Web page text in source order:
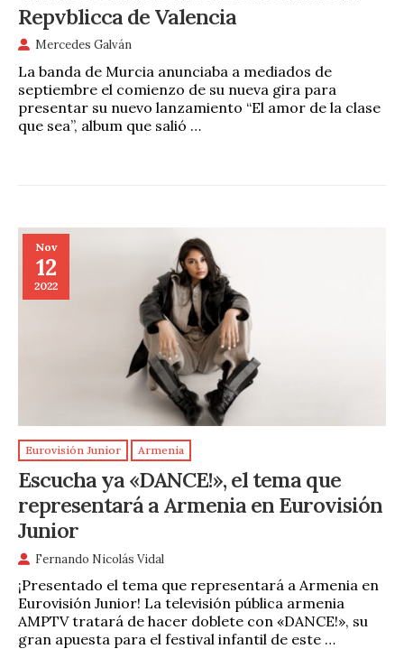
Repvblicca de Valencia
Mercedes Galván
La banda de Murcia anunciaba a mediados de
septiembre el comienzo de su nueva gira para
presentar su nuevo lanzamiento “El amor de la clase
que sea”, album que salió …
Nov
12
2022
Eurovisión Junior Armenia
Escucha ya «DANCE!», el tema que
representará a Armenia en Eurovisión
Junior
Fernando Nicolás Vidal
¡Presentado el tema que representará a Armenia en
Eurovisión Junior! La televisión pública armenia
AMPTV tratará de hacer doblete con «DANCE!», su
gran apuesta para el festival infantil de este …